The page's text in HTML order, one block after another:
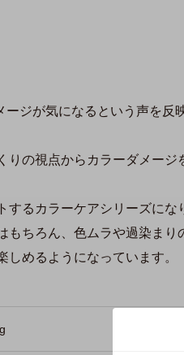
ジが気になるという声を反
りの視点からカラーダメージ
るカラーケアシリーズにな
もちろん、色ムラや過染まり
しめるようになっています。